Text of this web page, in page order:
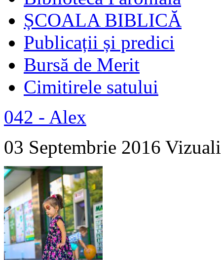
ȘCOALA BIBLICĂ
Publicații și predici
Bursă de Merit
Cimitirele satului
042 - Alex
03 Septembrie 2016